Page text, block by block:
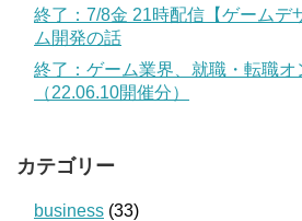
終了：7/8金 21時配信【ゲームデ
ム開発の話
終了：ゲーム業界、就職・転職
（22.06.10開催分）
カテゴリー
business (33)